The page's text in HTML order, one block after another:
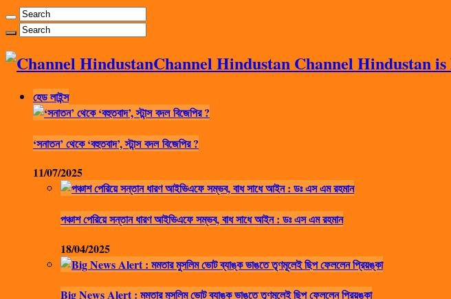
Channel Hindustan Channel Hindustan
হেড লাইন্স
‘সনাতন’ থেকে ‘বহুতবাদ’, স্টান্স বদল বিজেপির ?
11/07/2025
পঞ্চাশ পেরিয়ে সন্তান ধারণ আইভিএফে সম্ভব, বাধ সাধে আইন : ডঃ এস এম রহমান
18/04/2025
Big News Alert : মমতার মুসলিম ভোট ব্যাঙ্ক ভাঙতে তৃণমূলেই ছিপ ফেললেন প্রিয়ঙ্কা